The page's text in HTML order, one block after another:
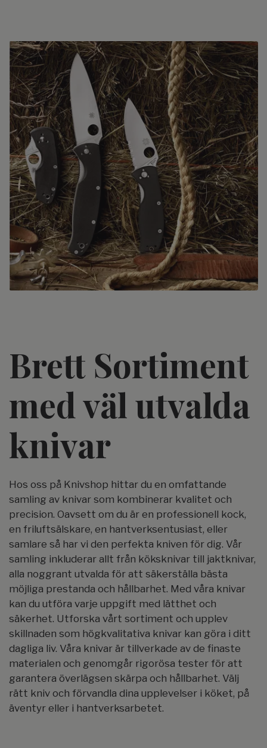
Brett Sortiment
med väl utvalda
knivar
Hos oss på Knivshop hittar du en omfattande
samling av knivar som kombinerar kvalitet och
precision. Oavsett om du är en professionell kock,
en friluftsälskare, en hantverksentusiast, eller
samlare så har vi den perfekta kniven för dig. Vår
samling inkluderar allt från köksknivar till jaktknivar,
alla noggrant utvalda för att säkerställa bästa
möjliga prestanda och hållbarhet. Med våra knivar
kan du utföra varje uppgift med lätthet och
säkerhet. Utforska vårt sortiment och upplev
skillnaden som högkvalitativa knivar kan göra i ditt
dagliga liv. Våra knivar är tillverkade av de finaste
materialen och genomgår rigorösa tester för att
garantera överlägsen skärpa och hållbarhet. Välj
rätt kniv och förvandla dina upplevelser i köket, på
äventyr eller i hantverksarbetet.